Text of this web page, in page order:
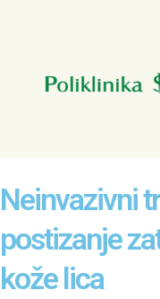
Neinvazivni
postizanje
kože lica